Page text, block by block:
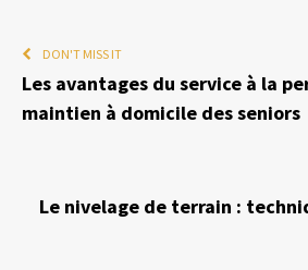
DON'T MISS IT
Les avantages du service à la
maintien à domicile des seniors
Le nivelage de terrain :